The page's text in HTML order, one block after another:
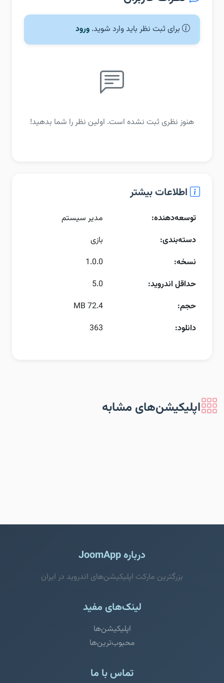
برای ثبت نظر باید وارد شوید. ورود
هنوز نظری ثبت نشده است. اولین نظر را شما بدهید!
اطلاعات بیشتر
توسعه‌دهنده:
مدیر سیستم
دسته‌بندی:
بازی
نسخه:
1.0.0
حداقل اندروید:
5.0
حجم:
72.4 MB
دانلود:
363
اپلیکیشن‌های مشابه
درباره JoomApp
بزرگترین مارکت اپلیکیشن‌های اندروید در ایران
لینک‌های مفید
اپلیکیشن‌ها
محبوب‌ترین‌ها
تماس با ما